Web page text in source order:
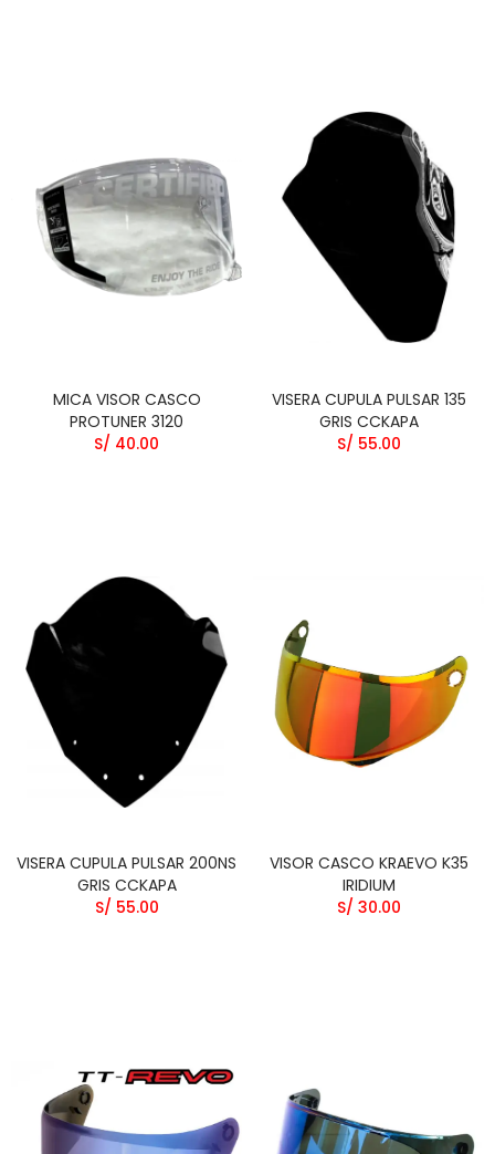
MICA VISOR CASCO
PROTUNER 3120
S/ 40.00
VISERA CUPULA PULSAR 135
GRIS CCKAPA
S/ 55.00
VISERA CUPULA PULSAR 200NS
GRIS CCKAPA
S/ 55.00
VISOR CASCO KRAEVO K35
IRIDIUM
S/ 30.00